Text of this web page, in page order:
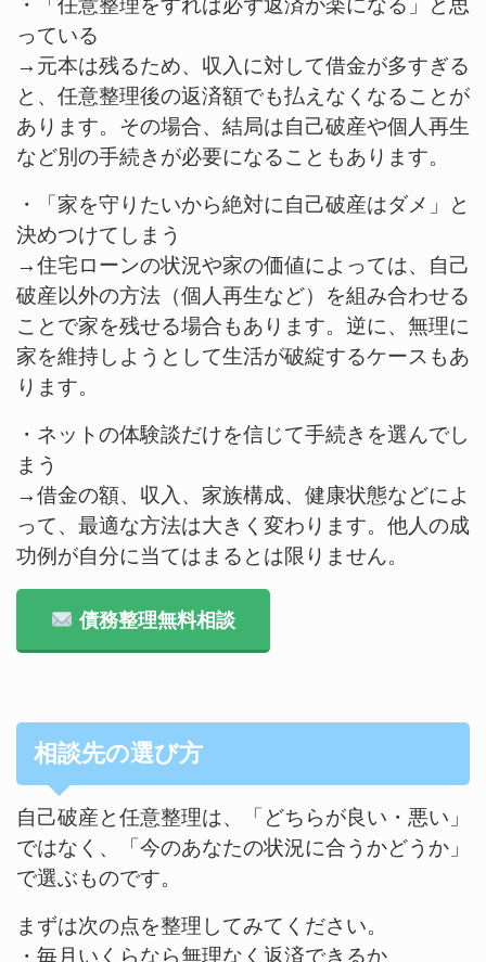
・「任意整理をすれば必ず返済が楽になる」と思
っている
→元本は残るため、収入に対して借金が多すぎる
と、任意整理後の返済額でも払えなくなることが
あります。その場合、結局は自己破産や個人再生
など別の手続きが必要になることもあります。
・「家を守りたいから絶対に自己破産はダメ」と
決めつけてしまう
→住宅ローンの状況や家の価値によっては、自己
破産以外の方法（個人再生など）を組み合わせる
ことで家を残せる場合もあります。逆に、無理に
家を維持しようとして生活が破綻するケースもあ
ります。
・ネットの体験談だけを信じて手続きを選んでし
まう
→借金の額、収入、家族構成、健康状態などによ
って、最適な方法は大きく変わります。他人の成
功例が自分に当てはまるとは限りません。
債務整理無料相談
相談先の選び方
自己破産と任意整理は、「どちらが良い・悪い」
ではなく、「今のあなたの状況に合うかどうか」
で選ぶものです。
まずは次の点を整理してみてください。
・毎月いくらなら無理なく返済できるか